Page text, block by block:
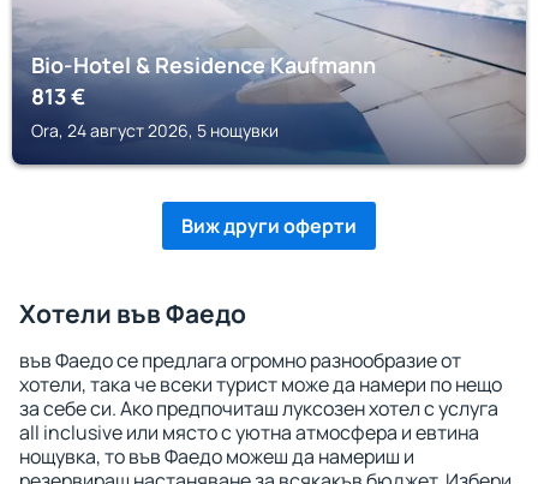
Bio-Hotel & Residence Kaufmann
813€
Ora, 24 август 2026, 5 нощувки
Виж други оферти
Хотели във Фаедо
във Фаедо се предлага огромно разнообразие от
хотели, така че всеки турист може да намери по нещо
за себе си. Ако предпочиташ луксозен хотел с услуга
all inclusive или място с уютна атмосфера и евтина
нощувка, то във Фаедо можеш да намериш и